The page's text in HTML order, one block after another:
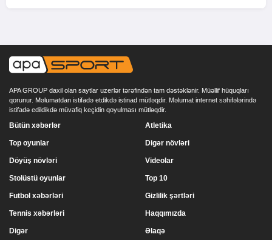
APA GROUP daxil olan saytlar uzerlər tərəfindən tam dəstəklənir. Müəllif hüquqları
qorunur. Məlumatdan istifadə etdikdə istinad mütləqdir. Məlumat internet səhifələrində
istifadə edildikdə müvafiq keçidin qoyulması mütləqdir.
Bütün xəbərlər
Top oyunlar
Döyüş növləri
Stolüstü oyunlar
Atletika
Digər növləri
Videolar
Top 10
Futbol xəbərləri
Tennis xəbərləri
Digər
Gizlilik şərtləri
Haqqımızda
Əlaqə